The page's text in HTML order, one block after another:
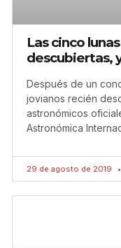
Las cinco
descubiertas,
Después de un
jovianos recién
astronómicos
Astronómica
29 de agosto de 2019